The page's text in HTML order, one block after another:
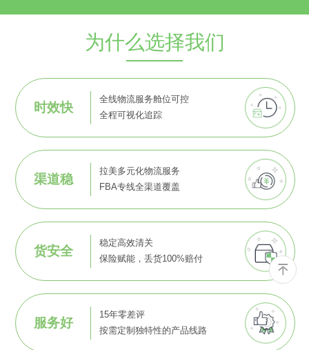
为什么选择我们
时效快
全线物流服务舱位可控
全程可视化追踪
渠道稳
拉美多元化物流服务
FBA专线全渠道覆盖
货安全
稳定高效清关
保险赋能，丢货100%赔付
服务好
15年零差评
按需定制独特性的产品线路